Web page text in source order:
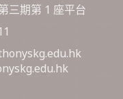
三期第 1 座平台